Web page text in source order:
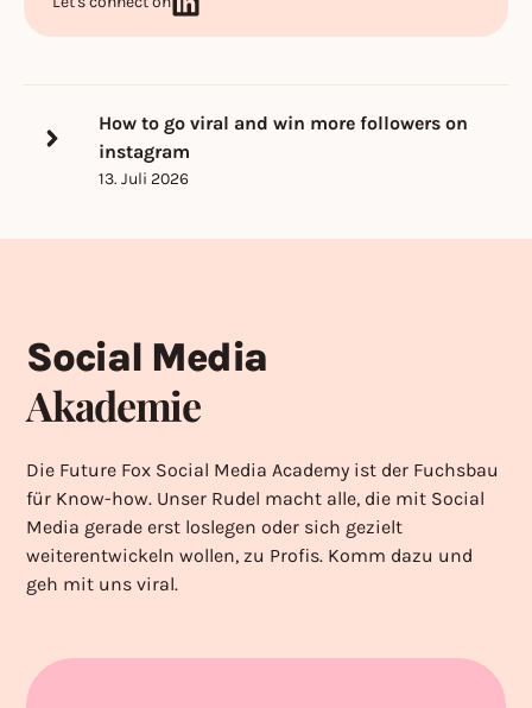
How to go viral and win more followers on
instagram
13. Juli 2026
Social Media
Akademie
Die Future Fox Social Media Academy ist der Fuchsbau
für Know-how. Unser Rudel macht alle, die mit Social
Media gerade erst loslegen oder sich gezielt
weiterentwickeln wollen, zu Profis. Komm dazu und
geh mit uns viral.